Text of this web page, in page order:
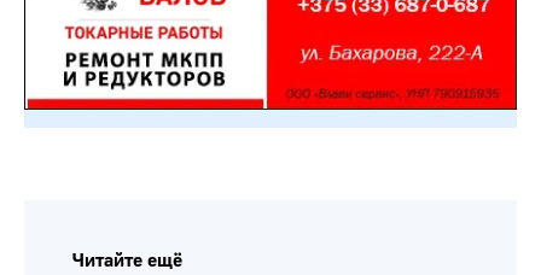
Читайте ещё